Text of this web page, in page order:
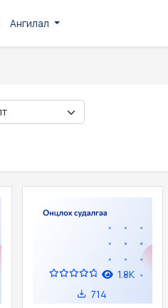
Ангилал
1.8K
714